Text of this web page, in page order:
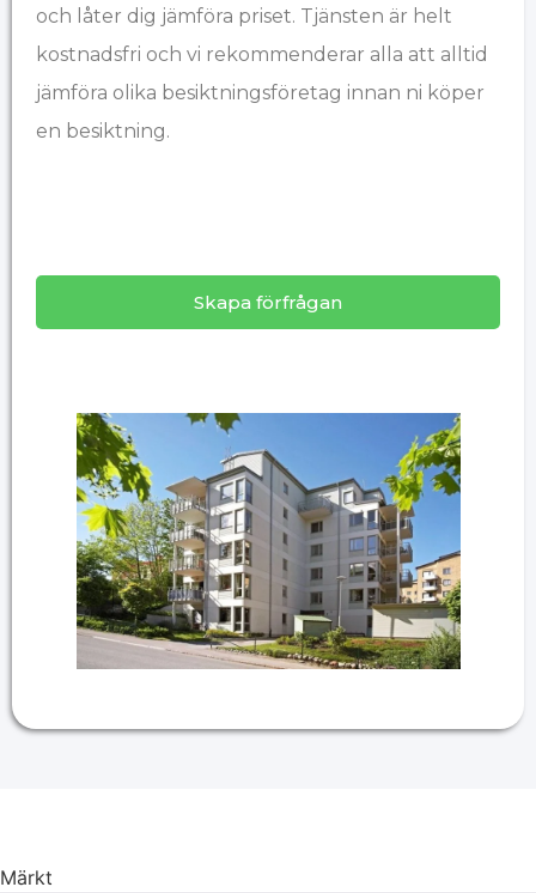
och låter dig jämföra priset. Tjänsten är helt
kostnadsfri och vi rekommenderar alla att alltid
jämföra olika besiktningsföretag innan ni köper
en besiktning.
Skapa förfrågan
Märkt